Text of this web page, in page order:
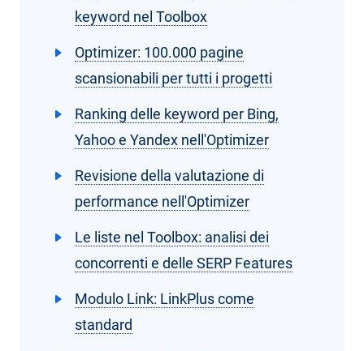
keyword nel Toolbox
Optimizer: 100.000 pagine
scansionabili per tutti i progetti
Ranking delle keyword per Bing,
Yahoo e Yandex nell'Optimizer
Revisione della valutazione di
performance nell'Optimizer
Le liste nel Toolbox: analisi dei
concorrenti e delle SERP Features
Modulo Link: LinkPlus come
standard